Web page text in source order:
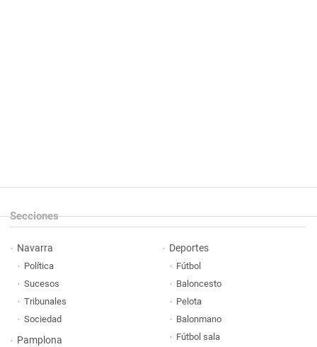
Secciones
Navarra
Política
Sucesos
Tribunales
Sociedad
Pamplona
Deportes
Fútbol
Baloncesto
Pelota
Balonmano
Fútbol sala